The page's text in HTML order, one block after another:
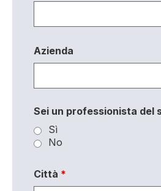
Azienda
Sei un professionista del
Sì
No
Città *